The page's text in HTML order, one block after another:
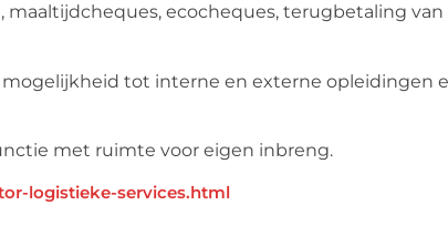
maaltijdcheques, ecocheques, terugbetaling
tot interne en externe opleidingen
met ruimte voor eigen inbreng.
logistieke-services.html